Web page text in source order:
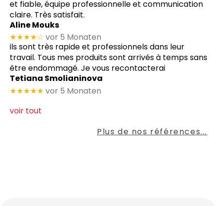
et fiable, équipe professionnelle et communication
claire. Très satisfait.
Aline Mouks
★★★★☆ vor 5 Monaten
ils sont très rapide et professionnels dans leur
travail. Tous mes produits sont arrivés à temps sans
être endommagé. Je vous recontacterai
Tetiana Smolianinova
★★★★★ vor 5 Monaten
voir tout
Plus de nos références...